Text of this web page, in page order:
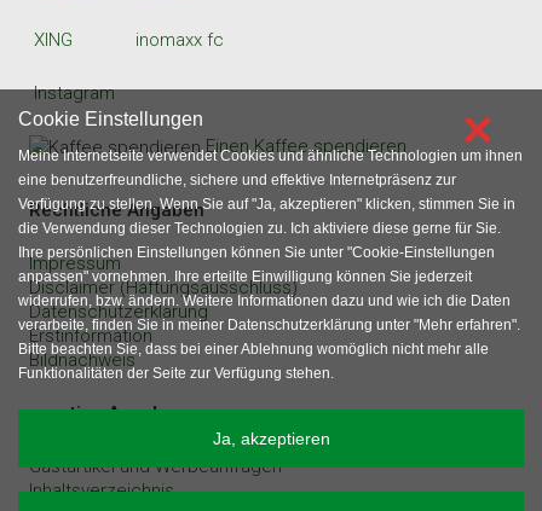
XING inomaxx fc
Instagram
Einen Kaffee spendieren
Rechtliche Angaben
Impressum
Disclaimer (Haftungsausschluss)
Datenschutzerklärung
Erstinformation
Bildnachweis
sonstige Angaben
Gastartikel und Werbeanfragen
Inhaltsverzeichnis
×
Cookie Einstellungen
Meine Internetseite verwendet Cookies und ähnliche Technologien um ihnen
eine benutzerfreundliche, sichere und effektive Internetpräsenz zur
Verfügung zu stellen. Wenn Sie auf "Ja, akzeptieren" klicken, stimmen Sie in
die Verwendung dieser Technologien zu. Ich aktiviere diese gerne für Sie.
Ihre persönlichen Einstellungen können Sie unter "Cookie-Einstellungen
anpassen" vornehmen. Ihre erteilte Einwilligung können Sie jederzeit
widerrufen, bzw. ändern. Weitere Informationen dazu und wie ich die Daten
verarbeite, finden Sie in meiner Datenschutzerklärung unter "Mehr erfahren".
Bitte beachten Sie, dass bei einer Ablehnung womöglich nicht mehr alle
Funktionalitäten der Seite zur Verfügung stehen.
Ja, akzeptieren